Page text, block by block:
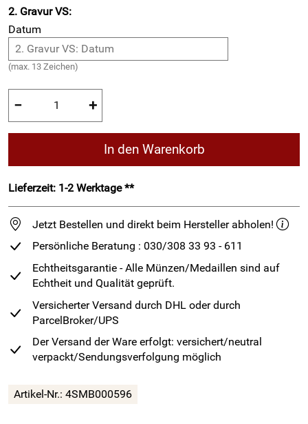
2. Gravur VS:
Datum
(max. 13 Zeichen)
− +
In den Warenkorb
Lieferzeit: 1-2 Werktage **
Jetzt Bestellen und direkt beim Hersteller abholen!
Persönliche Beratung : 030/308 33 93 - 611
Echtheitsgarantie - Alle Münzen/Medaillen sind auf
Echtheit und Qualität geprüft.
Versicherter Versand durch DHL oder durch
ParcelBroker/UPS
Der Versand der Ware erfolgt: versichert/neutral
verpackt/Sendungsverfolgung möglich
Artikel-Nr.: 4SMB000596